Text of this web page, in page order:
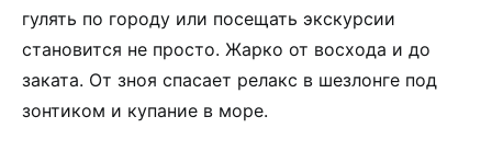
гулять по городу или посещать экскурсии
становится не просто. Жарко от восхода и до
заката. От зноя спасает релакс в шезлонге под
зонтиком и купание в море.